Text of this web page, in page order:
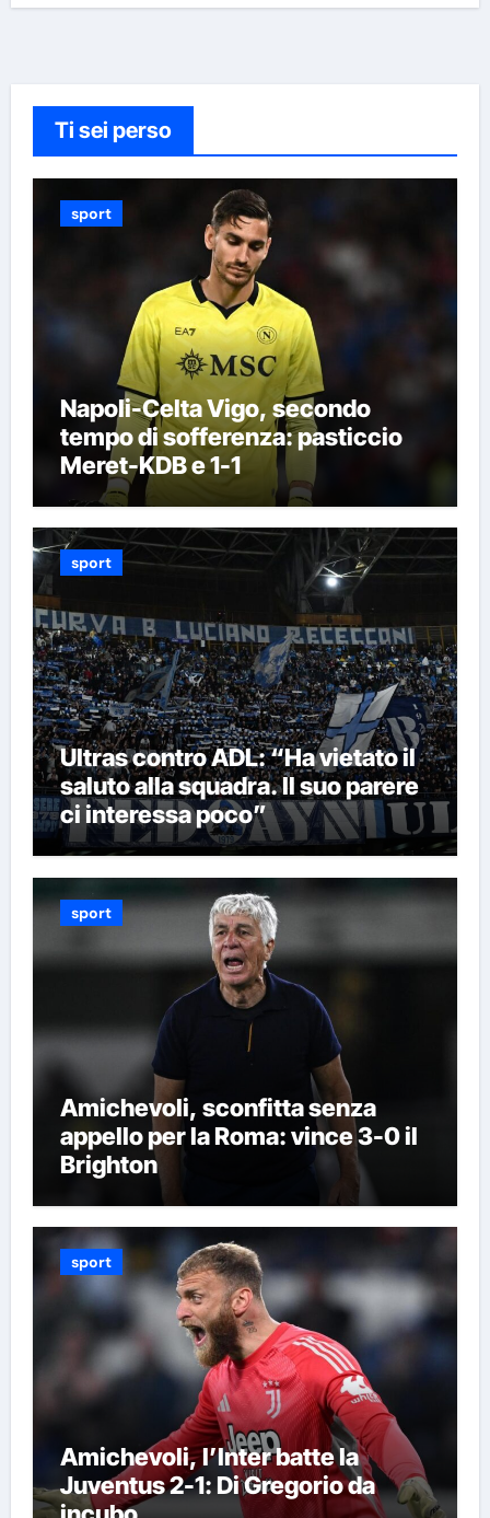
Ti sei perso
sport
Napoli-Celta Vigo, secondo
tempo di sofferenza: pasticcio
Meret-KDB e 1-1
sport
Ultras contro ADL: “Ha vietato il
saluto alla squadra. Il suo parere
ci interessa poco”
sport
Amichevoli, sconfitta senza
appello per la Roma: vince 3-0 il
Brighton
sport
Amichevoli, l’Inter batte la
Juventus 2-1: Di Gregorio da